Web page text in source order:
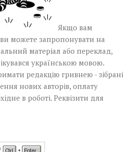
Якщо вам
можете запропонувати на
матеріал або переклад,
українською мовою.
редакцію гривнею - зібрані
нових авторів, оплату
в роботі. Реквізити для